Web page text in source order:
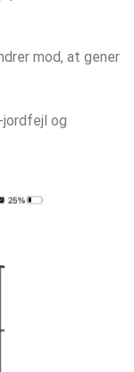
mod, at gener
og